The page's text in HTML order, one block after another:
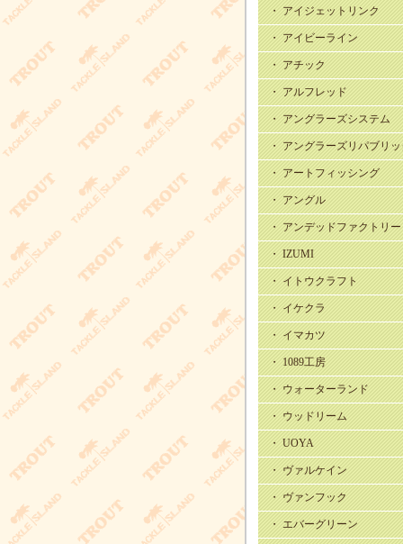
・ アイジェットリンク
・ アイビーライン
・ アチック
・ アルフレッド
・ アングラーズシステム
・ アングラーズリパブリ
・ アートフィッシング
・ アングル
・ アンデッドファクトリー
・ IZUMI
・ イトウクラフト
・ イケクラ
・ イマカツ
・ 1089工房
・ ウォーターランド
・ ウッドリーム
・ UOYA
・ ヴァルケイン
・ ヴァンフック
・ エバーグリーン